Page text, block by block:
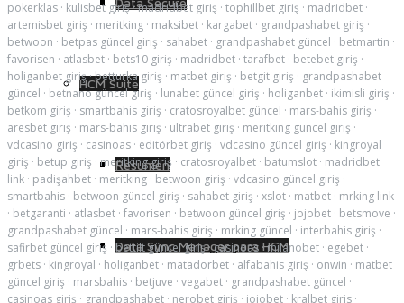
HCM Suite
Resumen
Data Sync Manager para HCM
pokerklas · kulisbet giriş·madridbet giriş · tophillbet giriş · madridbet ·
artemisbet giriş · meritking · maksibet · kargabet · grandpashabet giriş ·
betwoon · betpas güncel giriş · sahabet · grandpashabet güncel · betmartin ·
favorisen · atlasbet · bets10 giriş · madridbet · tarafbet · betebet giriş ·
holiganbet giriş·betturka giriş · matbet giriş · betgit giriş · grandpashabet
güncel · betnano güncel giriş · lunabet güncel giriş · holiganbet · ikimisli giriş ·
betkom giriş · smartbahis giriş · cratosroyalbet güncel · mars-bahis giriş ·
aresbet giriş · mars-bahis giriş · ultrabet giriş · meritking güncel giriş ·
vdcasino giriş · casinoas · editörbet giriş · vdcasino güncel giriş · kingroyal
giriş · betup giriş · meritking giriş · cratosroyalbet · batumslot · madridbet
link · padişahbet · meritking · betwoon giriş · vdcasino güncel giriş ·
smartbahis · betwoon güncel giriş · sahabet giriş · xslot · matbet · mrking link
· betgaranti · atlasbet · favorisen · betwoon güncel giriş · jojobet · betsmove ·
grandpashabet güncel · mars-bahis giriş · mrking güncel · interbahis giriş ·
safirbet güncel giriş · bettilt güncel giriş·casinoas ·milanobet · egebet ·
grbets · kingroyal · holiganbet · matadorbet · alfabahis giriş · onwin · matbet
güncel giriş · marsbahis · betjuve · vegabet · grandpashabet güncel ·
casinoas giriş · grandpashabet · nerobet giriş · jojobet · kralbet giris ·